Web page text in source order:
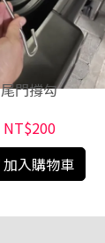
尾門撐勾
NT$200
加入購物車